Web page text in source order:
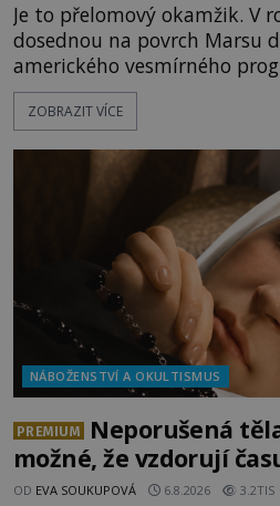
Je to přelomový okamžik. V
dosednou na povrch Marsu
amerického vesmírného
jsou schopny pořídit
opředené rudé planety.
zvané Cydonie totiž
připomínající lidskou tvář.
ZOBRAZIT VÍCE
NÁBOŽENSTVÍ A OKULTISMUS
PREMIUM
Neporušená
možné, že vzdorují
OD EVA SOUKUPOVÁ 6.8.2026 3.2TIS